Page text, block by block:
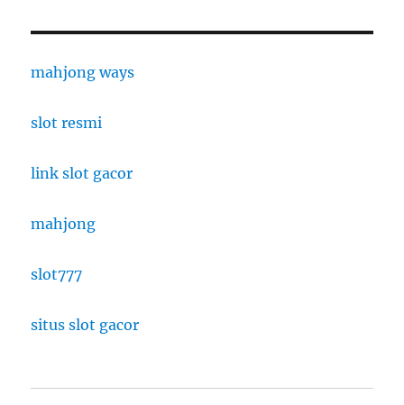
mahjong ways
slot resmi
link slot gacor
mahjong
slot777
situs slot gacor